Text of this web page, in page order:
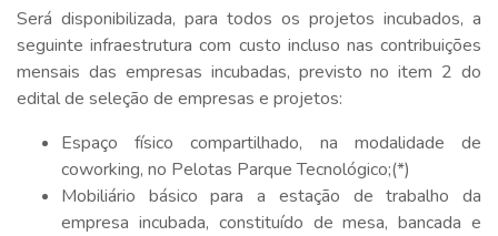
Será disponibilizada, para todos os projetos incubados, a
seguinte infraestrutura com custo incluso nas contribuições
mensais das empresas incubadas, previsto no item 2 do
edital de seleção de empresas e projetos:
Espaço físico compartilhado, na modalidade de
coworking, no Pelotas Parque Tecnológico;(*)
Mobiliário básico para a estação de trabalho da
empresa incubada, constituído de mesa, bancada e